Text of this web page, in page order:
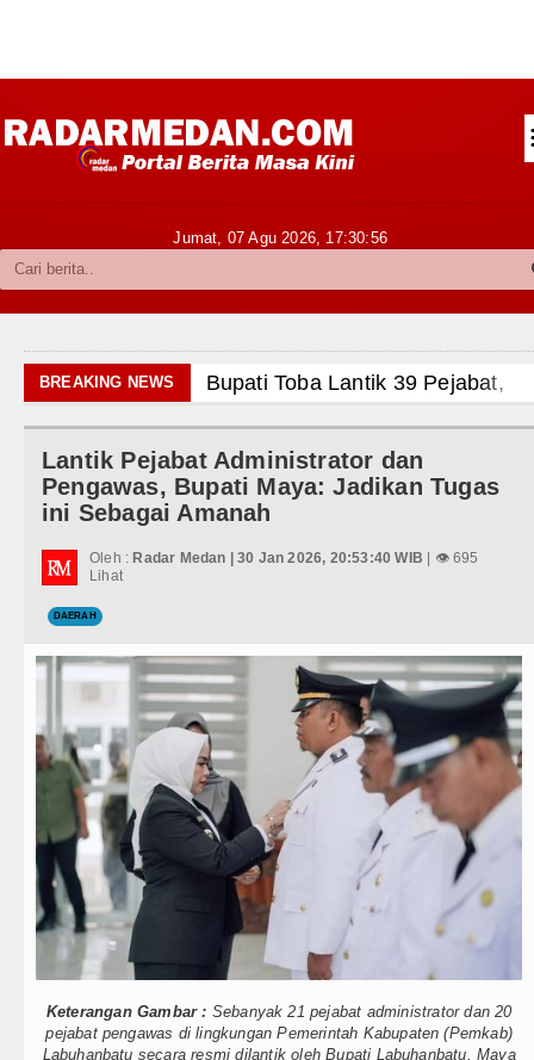
Kabupaten Karo
Politik
Hiburan
Olahraga
Teknologi
Internasional
TIPS dan TRIK
+ Lainnya
Video
Kesehatan
Kuliner
Siraman Rohani
Jumat, 07 Agu 2026, 17:30:57
BREAKING NEWSBupati Toba Lantik 39 Pejabat,
LGB Minus T dan Q Sebagai
Danrem 011 Lilawangsa Brigjen
Aceh
Era Baru Pengobatan Pasien Kanker
Sebut LSL Pengidap HIV/AIDS di
Arsenal Dibungkam Real Betis pada
Chelsea Tumbang Ditekuk
Bupati Taput Sambut Kunjungan
PD AIJ Sumut Kembali Amankan
Bupati Toba Lantik 39 Pejabat,
LGB Minus T dan Q Sebagai
Danrem 011 Lilawangsa Brigjen TNI
Aceh
Lantik Pejabat Administrator dan
Pengawas, Bupati Maya: Jadikan Tugas
ini Sebagai Amanah
Oleh : Radar Medan | 30 Jan 2026, 20:53:40 WIB | 👁 695
Lihat
DAERAH
Keterangan Gambar : Sebanyak 21 pejabat administrator dan 20
pejabat pengawas di lingkungan Pemerintah Kabupaten (Pemkab)
Labuhanbatu secara resmi dilantik oleh Bupati Labuhanbatu, Maya